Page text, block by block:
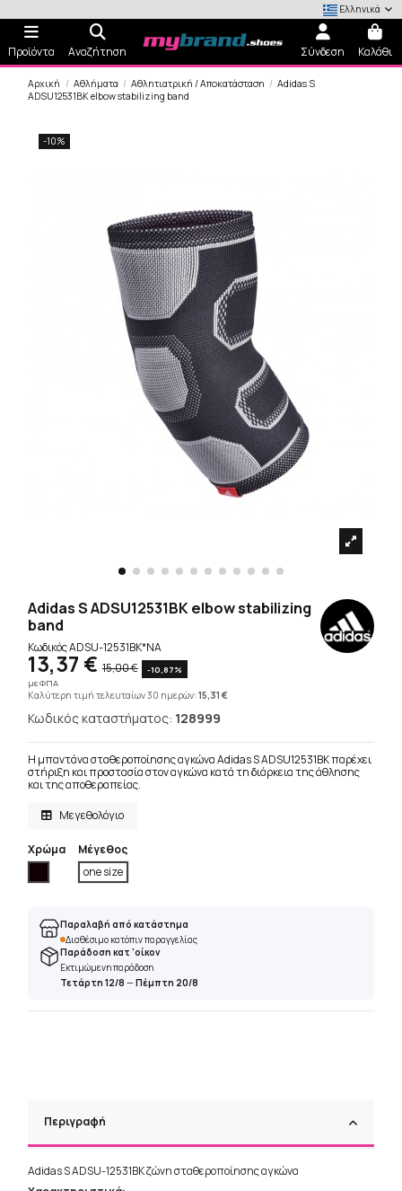
Ελληνικά
Προϊόντα Αναζήτηση Σύνδεση Καλάθι
Αρχική Αθλήματα Αθλητιατρική / Αποκατάσταση
Adidas S
ADSU12531BK elbow stabilizing band
-10%
Adidas S ADSU12531BK elbow stabilizing
band
ΚωδικόςADSU-12531BK*NA
13,37 € 15,00 €
-10,87%
με ΦΠΑ
Καλύτερη τιμή τελευταίων 30 ημερών:15,31 €
Κωδικός καταστήματος: 128999
Η μπαντάνα σταθεροποίησης αγκώνα Adidas S ADSU12531BK παρέχει
στήριξη και προστασία στον αγκώνα κατά τη διάρκεια της άθλησης
και της αποθεραπείας.
Μεγεθολόγιο
Χρώμα
Μέγεθος
one size
Παραλαβή από κατάστημα
Διαθέσιμο κατόπιν παραγγελίας
Παράδοση κατ 'οίκον
Εκτιμώμενη παράδοση
Τετάρτη 12/8 —Πέμπτη 20/8
Περιγραφή
Adidas S ADSU-12531BK ζώνη σταθεροποίησης αγκώνα